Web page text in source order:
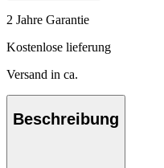
2 Jahre Garantie
Kostenlose lieferung
Versand in ca.
Beschreibung